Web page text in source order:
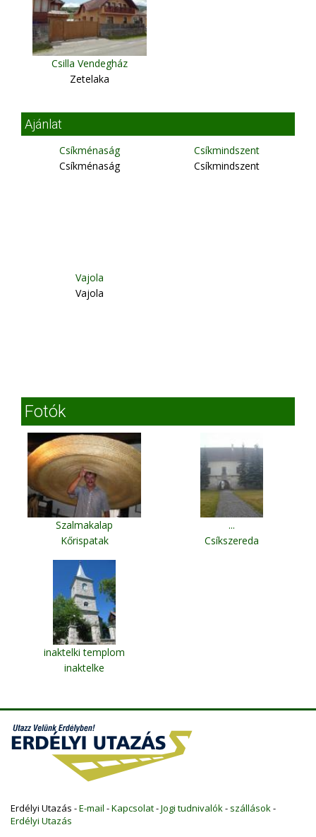
Csilla Vendegház
Zetelaka
Ajánlat
Csíkménaság
Csíkménaság
Csíkmindszent
Csíkmindszent
Vajola
Vajola
Fotók
Szalmakalap
Kőrispatak
...
Csíkszereda
inaktelki templom
inaktelke
Erdélyi Utazás -E-mail -Kapcsolat-Jogi tudnivalók- szállások-
Erdélyi Utazás